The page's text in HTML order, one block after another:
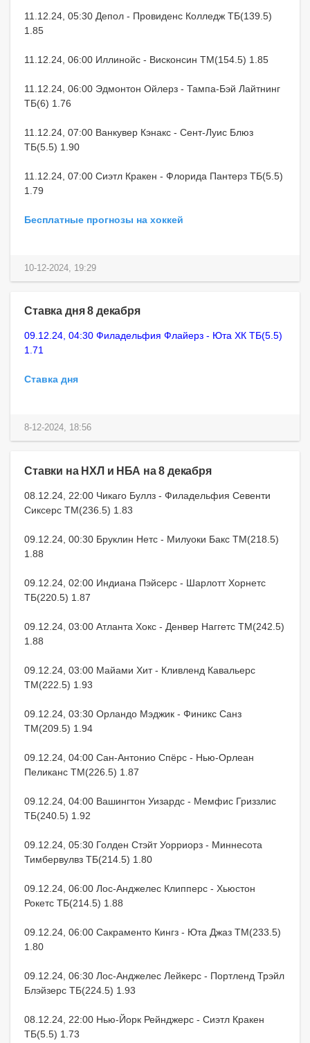
11.12.24, 05:30 Депол - Провиденс Колледж ТБ(139.5)
1.85
11.12.24, 06:00 Иллинойс - Висконсин ТМ(154.5) 1.85
11.12.24, 06:00 Эдмонтон Ойлерз - Тампа-Бэй Лайтнинг
ТБ(6) 1.76
11.12.24, 07:00 Ванкувер Кэнакс - Сент-Луис Блюз
ТБ(5.5) 1.90
11.12.24, 07:00 Сиэтл Кракен - Флорида Пантерз ТБ(5.5)
1.79
Бесплатные прогнозы на хоккей
10-12-2024, 19:29
Ставка дня 8 декабря
09.12.24, 04:30 Филадельфия Флайерз - Юта ХК ТБ(5.5)
1.71
Ставка дня
8-12-2024, 18:56
Ставки на НХЛ и НБА на 8 декабря
08.12.24, 22:00 Чикаго Буллз - Филадельфия Севенти
Сиксерс ТМ(236.5) 1.83
09.12.24, 00:30 Бруклин Нетс - Милуоки Бакс ТМ(218.5)
1.88
09.12.24, 02:00 Индиана Пэйсерс - Шарлотт Хорнетс
ТБ(220.5) 1.87
09.12.24, 03:00 Атланта Хокс - Денвер Наггетс ТМ(242.5)
1.88
09.12.24, 03:00 Майами Хит - Кливленд Кавальерс
ТМ(222.5) 1.93
09.12.24, 03:30 Орландо Мэджик - Финикс Санз
ТМ(209.5) 1.94
09.12.24, 04:00 Сан-Антонио Спёрс - Нью-Орлеан
Пеликанс ТМ(226.5) 1.87
09.12.24, 04:00 Вашингтон Уизардс - Мемфис Гриззлис
ТБ(240.5) 1.92
09.12.24, 05:30 Голден Стэйт Уорриорз - Миннесота
Тимбервулвз ТБ(214.5) 1.80
09.12.24, 06:00 Лос-Анджелес Клипперс - Хьюстон
Рокетс ТБ(214.5) 1.88
09.12.24, 06:00 Сакраменто Кингз - Юта Джаз ТМ(233.5)
1.80
09.12.24, 06:30 Лос-Анджелес Лейкерс - Портленд Трэйл
Блэйзерс ТБ(224.5) 1.93
08.12.24, 22:00 Нью-Йорк Рейнджерс - Сиэтл Кракен
ТБ(5.5) 1.73